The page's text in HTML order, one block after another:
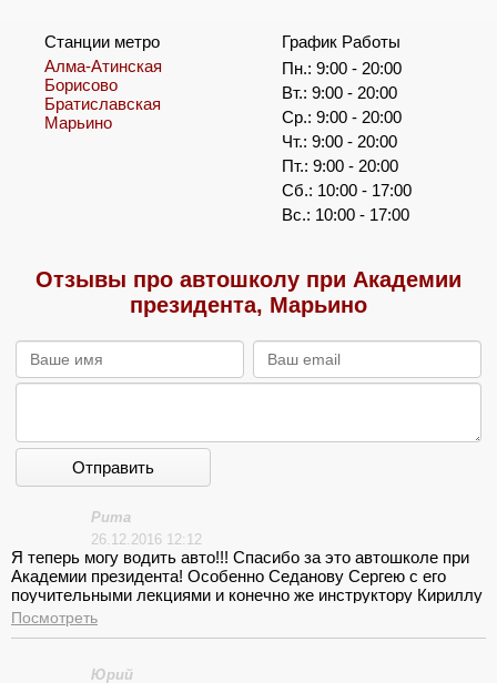
Станции метро
Алма-Атинская
Борисово
Братиславская
Марьино
График Работы
Пн.: 9:00 - 20:00
Вт.: 9:00 - 20:00
Ср.: 9:00 - 20:00
Чт.: 9:00 - 20:00
Пт.: 9:00 - 20:00
Сб.: 10:00 - 17:00
Вс.: 10:00 - 17:00
Отзывы про автошколу при Академии
президента, Марьино
Отправить
Рита
26.12.2016 12:12
Я теперь могу водить авто!!! Спасибо за это автошколе при
Академии президента! Особенно Седанову Сергею с его
поучительными лекциями и конечно же инструктору Кириллу
Артамонову за терпение и работу на совесть! Еще плюс –
метро Марьино рядом!
Посмотреть
Юрий